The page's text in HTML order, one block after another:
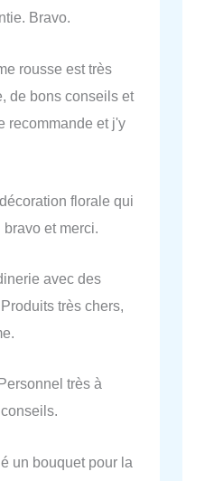
Bravo.
rousse est très
de bons conseils et
recommande et j'y
florale qui
et merci.
avec des
très chers,
très à
un bouquet pour la